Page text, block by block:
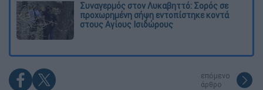
Συναγερμός στον Λυκαβηττό: Σορός σε
προχωρημένη σήψη εντοπίστηκε κοντά
στους Αγίους Ισιδώρους
επόμενο
άρθρο